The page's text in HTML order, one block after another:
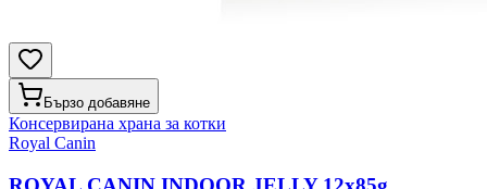
Бързо добавяне
Консервирана храна за котки
Royal Canin